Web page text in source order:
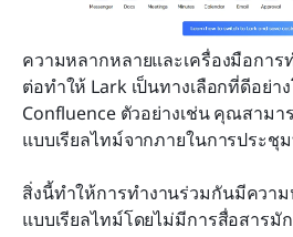
ความหลากหลายและเครื่องมือการ
ต่อทำให้ Lark เป็นทางเลือกที่ดีอย่า
Confluence ตัวอย่างเช่น คุณสามา
แบบเรียลไทม์จากภายในการประชุ
สิ่งนี้ทำให้การทำงานร่วมกันมีควา
แบบเรียลไทม์โดยไม่มีการสื่อสารมั